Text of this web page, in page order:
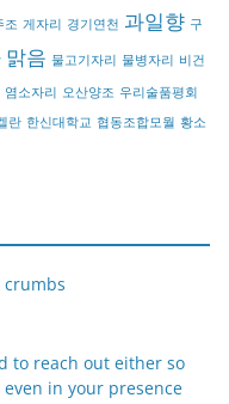
조 게자리 경기연천 과일향 구
맑음 물고기자리 물병자리 비건
염소자리 오산양조 우리술품평회
란 한신대학교 협동조합모월 황소
crumbs
to reach out either so
in your presence